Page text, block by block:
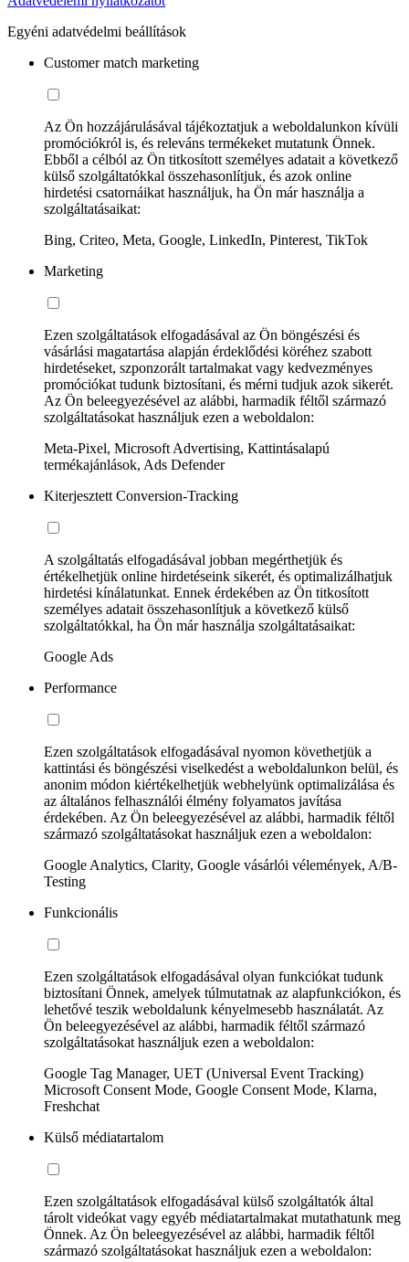
Egyéni adatvédelmi beállítások
Customer match marketing
Az Ön hozzájárulásával tájékoztatjuk a weboldalunkon kívüli
promóciókról is, és releváns termékeket mutatunk Önnek.
Ebből a célból az Ön titkosított személyes adatait a következő
külső szolgáltatókkal összehasonlítjuk, és azok online
hirdetési csatornáikat használjuk, ha Ön már használja a
szolgáltatásaikat:
Bing, Criteo, Meta, Google, LinkedIn, Pinterest, TikTok
Marketing
Ezen szolgáltatások elfogadásával az Ön böngészési és
vásárlási magatartása alapján érdeklődési köréhez szabott
hirdetéseket, szponzorált tartalmakat vagy kedvezményes
promóciókat tudunk biztosítani, és mérni tudjuk azok sikerét.
Az Ön beleegyezésével az alábbi, harmadik féltől származó
szolgáltatásokat használjuk ezen a weboldalon:
Meta-Pixel, Microsoft Advertising, Kattintásalapú
termékajánlások, Ads Defender
Kiterjesztett Conversion-Tracking
A szolgáltatás elfogadásával jobban megérthetjük és
értékelhetjük online hirdetéseink sikerét, és optimalizálhatjuk
hirdetési kínálatunkat. Ennek érdekében az Ön titkosított
személyes adatait összehasonlítjuk a következő külső
szolgáltatókkal, ha Ön már használja szolgáltatásaikat:
Google Ads
Performance
Ezen szolgáltatások elfogadásával nyomon követhetjük a
kattintási és böngészési viselkedést a weboldalunkon belül, és
anonim módon kiértékelhetjük webhelyünk optimalizálása és
az általános felhasználói élmény folyamatos javítása
érdekében. Az Ön beleegyezésével az alábbi, harmadik féltől
származó szolgáltatásokat használjuk ezen a weboldalon:
Google Analytics, Clarity, Google vásárlói vélemények, A/B-
Testing
Funkcionális
Ezen szolgáltatások elfogadásával olyan funkciókat tudunk
biztosítani Önnek, amelyek túlmutatnak az alapfunkciókon, és
lehetővé teszik weboldalunk kényelmesebb használatát. Az
Ön beleegyezésével az alábbi, harmadik féltől származó
szolgáltatásokat használjuk ezen a weboldalon:
Google Tag Manager, UET (Universal Event Tracking)
Microsoft Consent Mode, Google Consent Mode, Klarna,
Freshchat
Külső médiatartalom
Ezen szolgáltatások elfogadásával külső szolgáltatók által
tárolt videókat vagy egyéb médiatartalmakat mutathatunk meg
Önnek. Az Ön beleegyezésével az alábbi, harmadik féltől
származó szolgáltatásokat használjuk ezen a weboldalon: